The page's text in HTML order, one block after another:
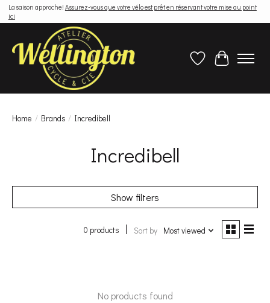
La saison approche! Assurez-vous que votre vélo est prêt en réservant votre mise au point
ici
Wish ListCart
Home / Brands / Incredibell
Incredibell
Show filters
0 products Sort by Most viewed
No products found